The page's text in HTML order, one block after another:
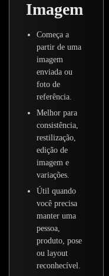
Imagem
Começa a
partir de uma
imagem
enviada ou
foto de
referência.
Melhor para
consistência,
restilização,
edição de
imagem e
variações.
Útil quando
você precisa
manter uma
pessoa,
produto, pose
ou layout
reconhecível.